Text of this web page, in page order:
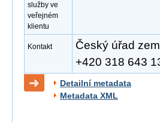
služby ve
veřejném
klientu
Kontakt
Český úřad
+420 318 643
Detailní metadata
Metadata XML